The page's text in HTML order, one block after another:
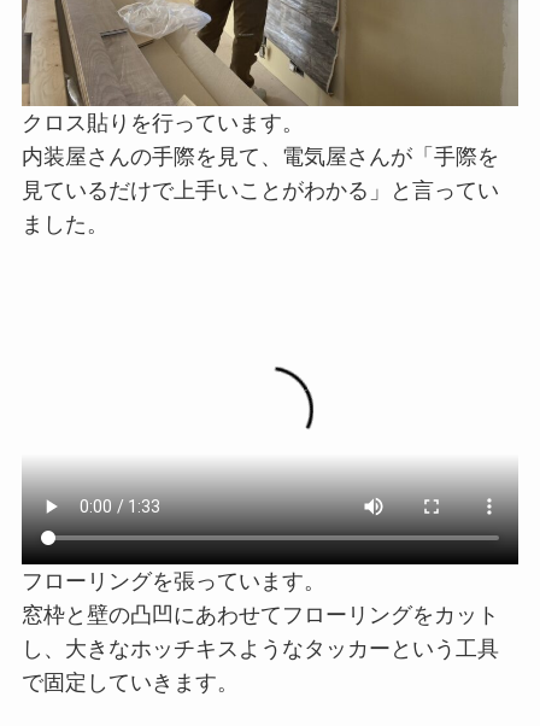
クロス貼りを行っています。
内装屋さんの手際を見て、電気屋さんが「手際を
見ているだけで上手いことがわかる」と言ってい
ました。
フローリングを張っています。
窓枠と壁の凸凹にあわせてフローリングをカット
し、大きなホッチキスようなタッカーという工具
で固定していきます。